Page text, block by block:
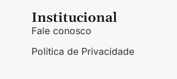
Institucional
Fale conosco
Política de Privacidade